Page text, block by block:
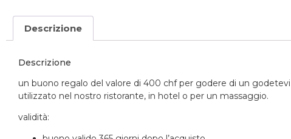
Descrizione
Descrizione
un buono regalo del valore di 400 chf per godere di un
utilizzato nel nostro ristorante, in hotel o per un massaggio.
validità: